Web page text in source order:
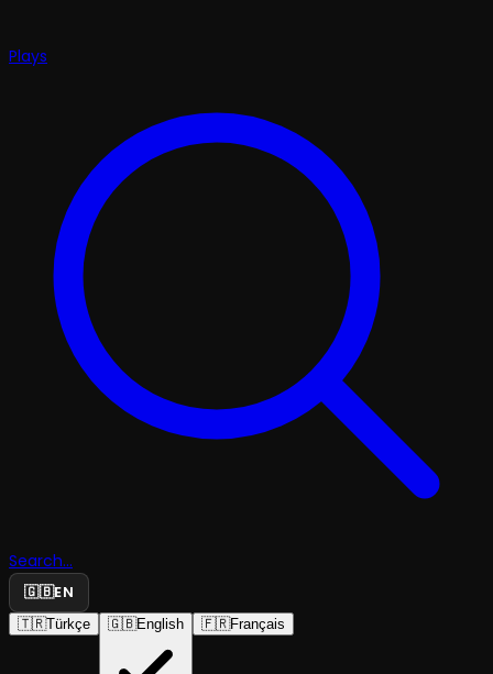
Plays
Search...
🇬🇧EN
🇹🇷Türkçe 🇬🇧English 🇫🇷Français